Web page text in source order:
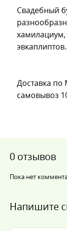
Свадебный
хамилациум,
эвкаплиптов.
Доставка по
самовывоз
0 отзывов
Пока нет
Напишите